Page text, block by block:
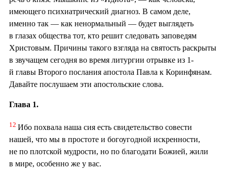
имеющего психиатрический диагноз. В самом деле,
именно так — как ненормальный — будет выглядеть
в глазах общества тот, кто решит следовать заповедям
Христовым. Причины такого взгляда на святость раскрыты
в звучащем сегодня во время литургии отрывке из 1-
й главы Второго послания апостола Павла к Коринфянам.
Давайте послушаем эти апостольские слова.
Глава 1.
12 Ибо похвала наша сия есть свидетельство совести
нашей, что мы в простоте и богоугодной искренности,
не по плотской мудрости, но по благодати Божией, жили
в мире, особенно же у вас.